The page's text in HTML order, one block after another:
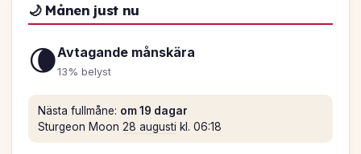
🌙 Månen just nu
🌘Avtagande månskära
13% belyst
Nästa fullmåne: om 19 dagar
Sturgeon Moon 28 augusti kl. 06:18